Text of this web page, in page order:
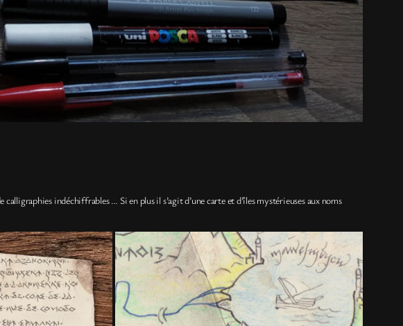
indéchiffrables … Si en plus il s’agit d’une carte et d’îles mystérieuses aux noms